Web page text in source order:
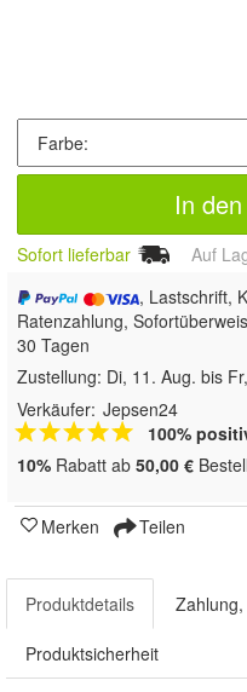
In
Sofort lieferbar Auf
, Lastschrift,
Ratenzahlung,
30 Tagen
Zustellung: Di, 11. Aug. bis
Verkäufer: Jepsen24
100%
10% Rabatt ab 50,00 €
Merken Teilen
Produktdetails
Produktsicherheit